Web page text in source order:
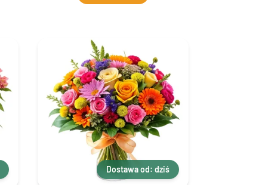
Dostawa od: dziś